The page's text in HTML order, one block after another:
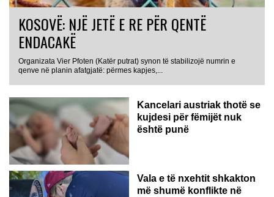
KOSOVË: NJË JETË E RE PËR QENTË
ENDACAKË
Organizata Vier Pfoten (Katër putrat) synon të stabilizojë numrin e
qenve në planin afatgjatë: përmes kapjes,...
Kancelari austriak thotë se
kujdesi për fëmijët nuk
është punë
Vala e të nxehtit shkakton
më shumë konflikte në